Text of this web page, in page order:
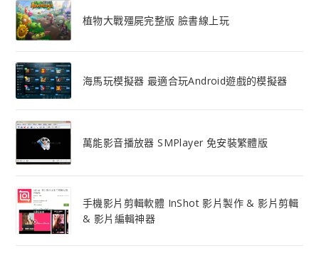
植物大戰殭屍完整版 臉書線上玩
海馬玩模擬器 最適合玩Android遊戲的模擬器
萬能影音播放器 SMPlayer 免安裝繁體版
手機影片剪輯軟體 InShot 影片製作 & 影片剪輯
& 影片編輯神器